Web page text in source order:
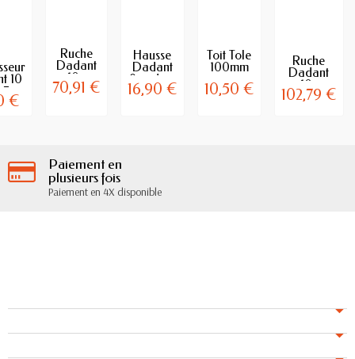
10
€
Ruche
Dadant
10c
Plancher
70,91 €
Hausse
Dadant
9 cadres
en Pin
16,90 €
Toit Tole
100mm
pour
Ruche
10,50 €
Ruche
Dadant
10c
plancher
102,79 €
Paiement en
plusieurs fois
Paiement en 4X disponible